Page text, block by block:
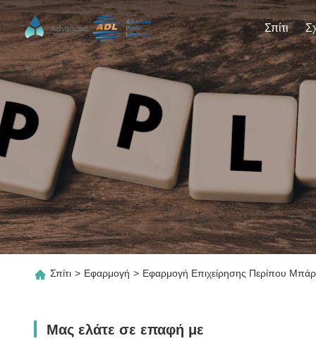
Σπίτι
Σπίτι > Εφαρμογή > Εφαρμογή Επιχείρησης Περίπου
Μας ελάτε σε επαφή με